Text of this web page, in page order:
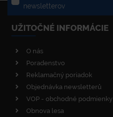
newsletterov
UŽITOČNÉ INFORMÁCIE
O nás
Poradenstvo
Reklamačný poriadok
Objednávka newsletterů
VOP - obchodné podmienky
Obnova lesa